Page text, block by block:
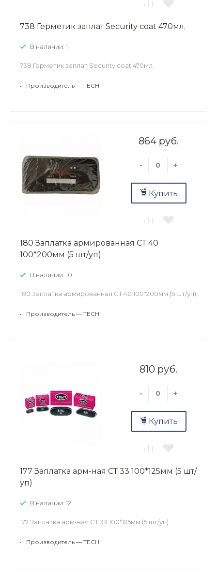
738 Герметик заплат Security coat 470мл.
В наличии: 1
738 Герметик заплат Security coat 470мл.
• Производитель — TECH
864 руб.
- +
Купить
180 Заплатка армированная СТ 40
100*200мм (5 шт/уп)
В наличии: 10
180 Заплатка армированная СТ 40 100*200мм (5 шт/уп)
• Производитель — TECH
810 руб.
- +
Купить
177 Заплатка арм-ная СТ 33 100*125мм (5 шт/
уп)
В наличии: 12
177 Заплатка арм-ная СТ 33 100*125мм (5 шт/уп)
• Производитель — TECH